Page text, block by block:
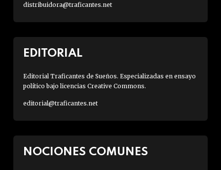
distribuidora@traficantes.net
EDITORIAL
Editorial Traficantes de Sueños. Especializadas en ensayo
político bajo licencias Creative Commons.
editorial@traficantes.net
NOCIONES COMUNES